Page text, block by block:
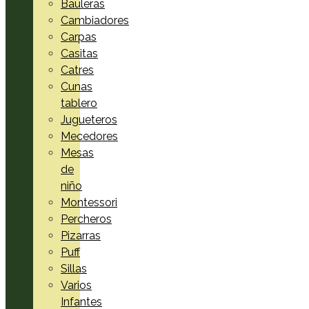
Bauleras
Cambiadores
Carpas
Casitas
Catres
Cunas
tablero
Jugueteros
Mecedores
Mesas
de
niño
Montessori
Percheros
Pizarras
Puff
Sillas
Varios
Infantes